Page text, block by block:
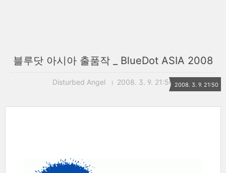
블루닷 아시아 출품작 _ BlueDot ASIA 2008
Disturbed Angel 2008. 3. 9. 21:50 2008. 3. 9. 21:50